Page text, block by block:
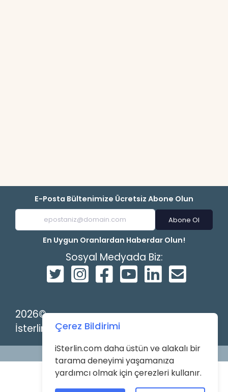
E-Posta Bültenimize Ücretsiz Abone Olun
Abone Ol
En Uygun Oranlardan Haberdar Olun!
Sosyal Medyada Biz:
2026©
İsterlin
Powered by
Çerez Bildirimi
iSterlin.com daha üstün ve alakalı bir
tarama deneyimi yaşamanıza
yardımcı olmak için çerezleri kullanır.